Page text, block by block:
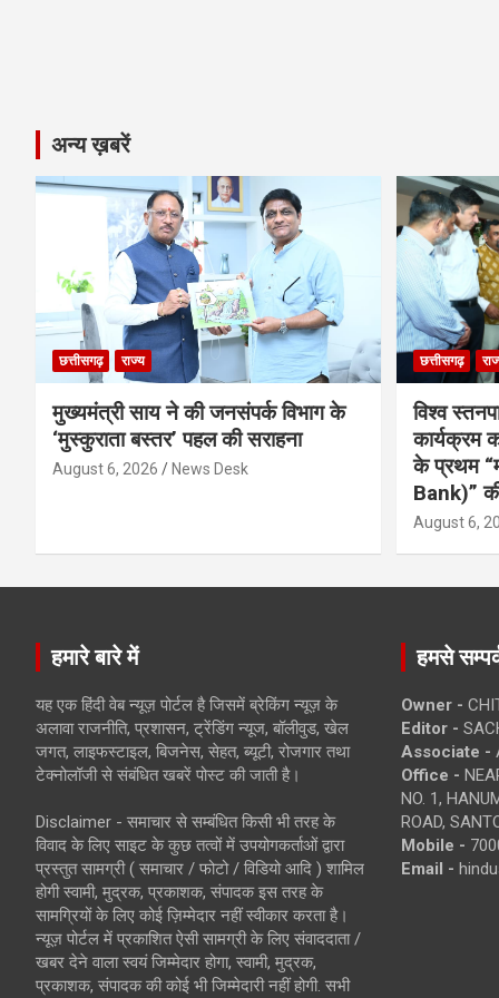
अन्य ख़बरें
छत्तीसगढ़ राज्य
मुख्यमंत्री साय ने की जनसंपर्क विभाग के
‘मुस्कुराता बस्तर’ पहल की सराहना
August 6, 2026 News Desk
छत्तीसगढ़
विश्व
कार्यक्रम
के प्रथम
Bank)”
August 6,
हमारे बारे में
यह एक हिंदी वेब न्यूज़ पोर्टल है जिसमें ब्रेकिंग न्यूज़ के
अलावा राजनीति, प्रशासन, ट्रेंडिंग न्यूज, बॉलीवुड, खेल
जगत, लाइफस्टाइल, बिजनेस, सेहत, ब्यूटी, रोजगार तथा
टेक्नोलॉजी से संबंधित खबरें पोस्ट की जाती है।
Disclaimer - समाचार से सम्बंधित किसी भी तरह के
विवाद के लिए साइट के कुछ तत्वों में उपयोगकर्ताओं द्वारा
प्रस्तुत सामग्री ( समाचार / फोटो / विडियो आदि ) शामिल
होगी स्वामी, मुद्रक, प्रकाशक, संपादक इस तरह के
सामग्रियों के लिए कोई ज़िम्मेदार नहीं स्वीकार करता है।
न्यूज़ पोर्टल में प्रकाशित ऐसी सामग्री के लिए संवाददाता /
खबर देने वाला स्वयं जिम्मेदार होगा, स्वामी, मुद्रक,
प्रकाशक, संपादक की कोई भी जिम्मेदारी नहीं होगी. सभी
हमसे
Owner -
Editor -
Associate -
Office -
NO. 1,
ROAD,
Mobile -
Email -